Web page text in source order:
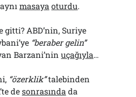
masaya oturdu.
gitti? ABD’nin, Suriye
“beraber gelin”
Barzani’ninuçağıyla…
“özerklik”talebinden
desonrasında da